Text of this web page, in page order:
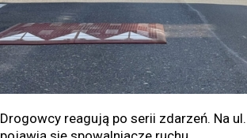
Drogowcy reagują po serii zdarzeń. Na